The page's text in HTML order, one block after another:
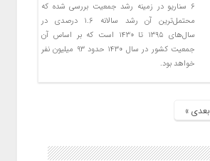
۶ سناریو در زمینه رشد جمعیت بررسی شده که
محتمل‌ترین آن رشد سالانه ۱.۶ درصدی در
سال‌های ۱۳۹۵ تا ۱۴۳۰ است که بر اساس آن
جمعیت کشور در سال ۱۴۳۰ حدود ۹۳ میلیون نفر
خواهد بود.
بعدی »